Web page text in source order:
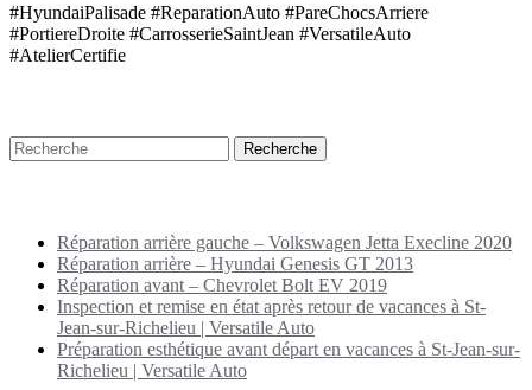
#HyundaiPalisade #ReparationAuto #PareChocsArriere
#PortiereDroite #CarrosserieSaintJean #VersatileAuto
#AtelierCertifie
Réparation arrière gauche – Volkswagen Jetta Execline 2020
Réparation arrière – Hyundai Genesis GT 2013
Réparation avant – Chevrolet Bolt EV 2019
Inspection et remise en état après retour de vacances à St-
Jean-sur-Richelieu | Versatile Auto
Préparation esthétique avant départ en vacances à St-Jean-sur-
Richelieu | Versatile Auto